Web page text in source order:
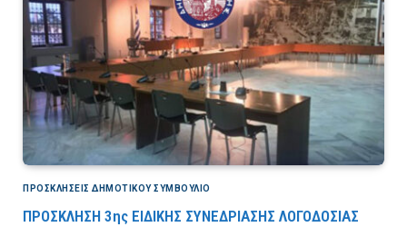
ΠΡΟΣΚΛΉΣΕΙΣ ΔΗΜΟΤΙΚΟΎ ΣΥΜΒΟΎΛΙΟ
ΠΡΟΣΚΛΗΣΗ 3ης ΕΙΔΙΚΗΣ ΣΥΝΕΔΡΙΑΣΗΣ ΛΟΓΟΔΟΣΙΑΣ